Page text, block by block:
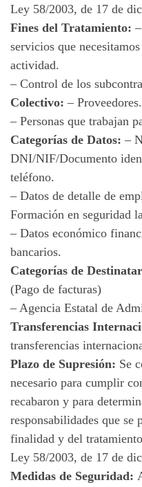
Ley 58/2003, de 17 de
Fines del Tratamiento:
servicios que
actividad.
– Control de los
Colectivo: – Proveedores.
– Personas que trabajan
Categorías de Datos: –
DNI/NIF/Documento
teléfono.
– Datos de detalle de
Formación en seguridad
– Datos económico
bancarios.
Categorías de
(Pago de facturas)
– Agencia Estatal de
Transferencias
transferencias
Plazo de Supresión: Se
necesario para cumplir
recabaron y para
responsabilidades que se
finalidad y del
Ley 58/2003, de 17 de
Medidas de Seguridad: